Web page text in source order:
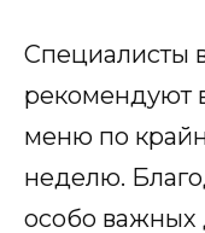
Специалисты
рекомендуют
меню по
неделю.
особо важных